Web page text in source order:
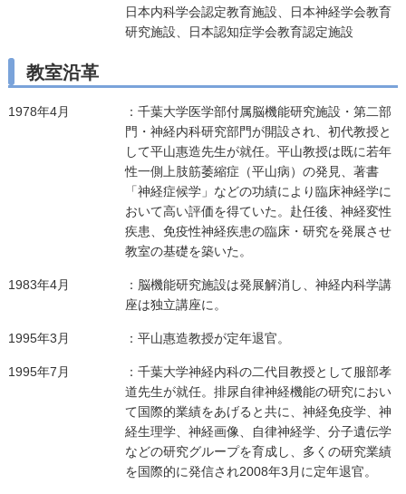
日本内科学会認定教育施設、日本神経学会教育
研究施設、日本認知症学会教育認定施設
教室沿革
1978年4月
：千葉大学医学部付属脳機能研究施設・第二部
門・神経内科研究部門が開設され、初代教授と
して平山惠造先生が就任。平山教授は既に若年
性一側上肢筋萎縮症（平山病）の発見、著書
「神経症候学」などの功績により臨床神経学に
おいて高い評価を得ていた。赴任後、神経変性
疾患、免疫性神経疾患の臨床・研究を発展させ
教室の基礎を築いた。
1983年4月
：脳機能研究施設は発展解消し、神経内科学講
座は独立講座に。
1995年3月 ：平山惠造教授が定年退官。
1995年7月
：千葉大学神経内科の二代目教授として服部孝
道先生が就任。排尿自律神経機能の研究におい
て国際的業績をあげると共に、神経免疫学、神
経生理学、神経画像、自律神経学、分子遺伝学
などの研究グループを育成し、多くの研究業績
を国際的に発信され2008年3月に定年退官。